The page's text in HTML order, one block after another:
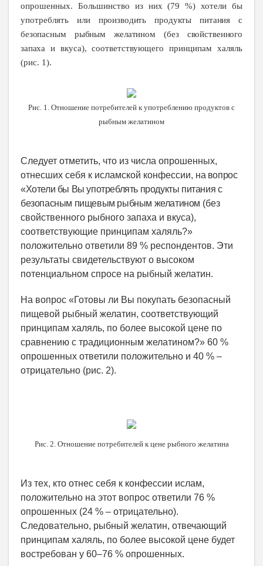
опрошенных. Большинство из них (79 %) хотели бы
употреблятьили производить продукты питания с
безопасным рыбным желатином (без свойственного
запаха и вкуса), соответствующего принципам халяль
(рис. 1).
Рис. 1. Отношение потребителей к употреблению продуктов с
рыбным желатином
Следует отметить, что из числа опрошенных,
отнесших себя к исламской конфессии, на вопрос
«Хотели бы Вы употреблять продукты питания с
безопасным пищевым рыбным желатином (без
свойственного рыбного запаха и вкуса),
соответствующие принципам халяль?»
положительно ответили 89 % респондентов. Эти
результаты свидетельствуют о высоком
потенциальном спросе на рыбный желатин.
На вопрос «Готовы ли Вы покупать безопасный
пищевой рыбный желатин, соответствующий
принципам халяль, по более высокой цене по
сравнению с традиционным желатином?» 60 %
опрошенных ответили положительно и 40 % –
отрицательно (рис. 2).
Рис. 2. Отношение потребителей к цене рыбного желатина
Из тех, кто отнес себя к конфессии ислам,
положительно на этот вопрос ответили 76 %
опрошенных (24 % – отрицательно).
Следовательно, рыбный желатин, отвечающий
принципам халяль, по более высокой цене будет
востребован у 60–76 % опрошенных.